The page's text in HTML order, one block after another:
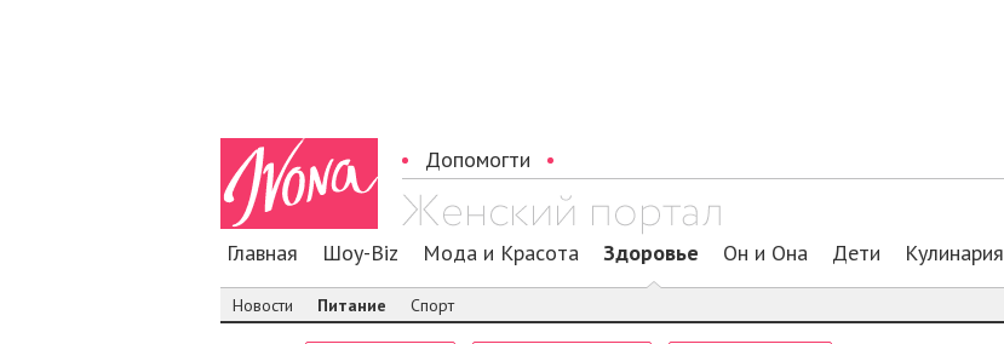
Допомогти
Главная Шоу-Biz Мода и Красота Здоровье Он и Она Дети Кулинария
Новости Питание Спорт